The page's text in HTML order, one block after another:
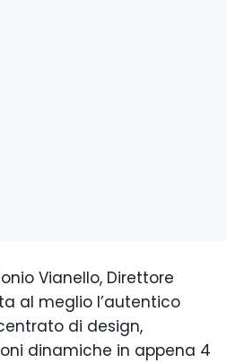
Vianello, Direttore
al meglio l’autentico
di design,
dinamiche in appena 4